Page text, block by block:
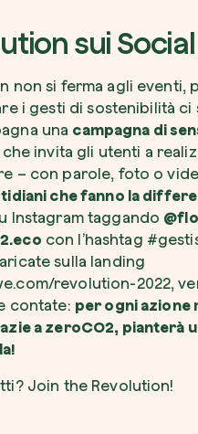
sui Social
non si ferma agli eventi,
i gesti di sostenibilità ci
una campagna di
che invita gli utenti a
– con parole, foto o
che fanno la
Instagram taggando
con l’hashtag
sulla landing
revolution-2022,
contate: per ogni azione
a zeroCO2, pianterà
Join the Revolution!